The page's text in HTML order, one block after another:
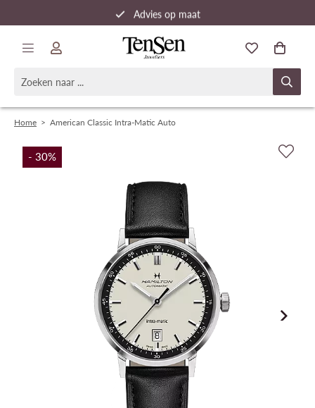
Advies op maat
Snelle verzending
Home > American Classic Intra-Matic Auto
- 30%